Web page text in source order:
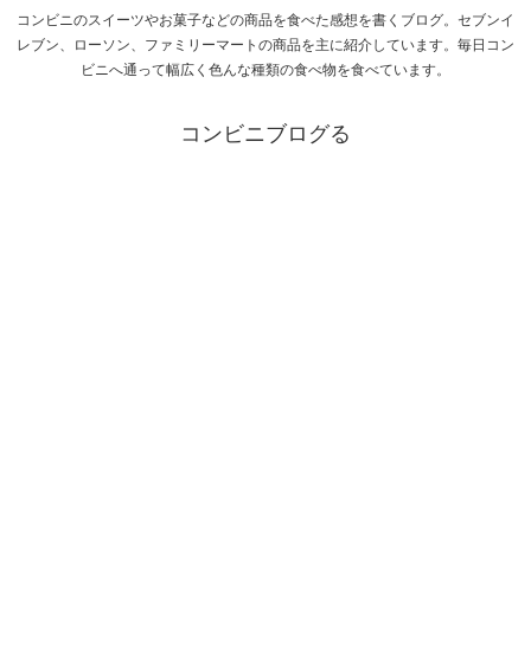
コンビニのスイーツやお菓子などの商品を食べた感想を書くブログ。セブンイ
レブン、ローソン、ファミリーマートの商品を主に紹介しています。毎日コン
ビニへ通って幅広く色んな種類の食べ物を食べています。
コンビニブログる